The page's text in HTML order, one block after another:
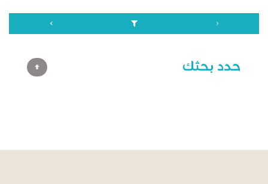
حدد بحثك